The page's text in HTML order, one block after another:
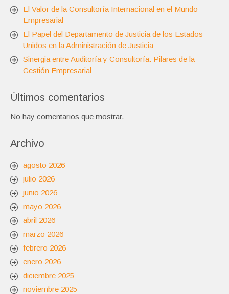
El Valor de la Consultoría Internacional en el Mundo
Empresarial
El Papel del Departamento de Justicia de los Estados
Unidos en la Administración de Justicia
Sinergia entre Auditoría y Consultoría: Pilares de la
Gestión Empresarial
Últimos comentarios
No hay comentarios que mostrar.
Archivo
agosto 2026
julio 2026
junio 2026
mayo 2026
abril 2026
marzo 2026
febrero 2026
enero 2026
diciembre 2025
noviembre 2025